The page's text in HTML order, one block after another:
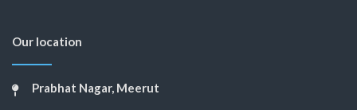
Our location
Prabhat Nagar, Meerut